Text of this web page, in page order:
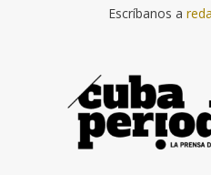
Escríbanos a